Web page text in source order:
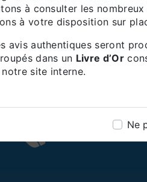
à consulter les
à votre disposition sur
avis authentiques seront
dans un Livre d’Or
notre site interne.
Ne